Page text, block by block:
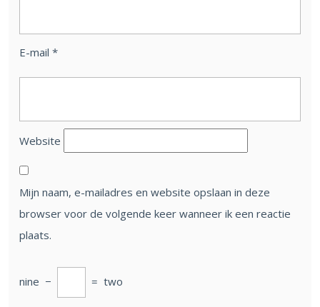
E-mail *
Website
Mijn naam, e-mailadres en website opslaan in deze
browser voor de volgende keer wanneer ik een reactie
plaats.
nine − = two